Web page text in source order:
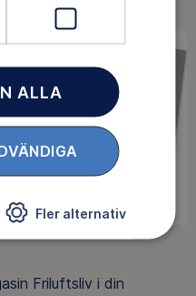
Friluftsliv i din
ALLA
Fler alternativ